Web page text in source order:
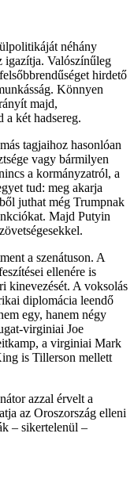
néhány
igazítja. Valószínűleg
hirdető
Könnyen
majd,
a két hadsereg.
tagjaihoz hasonlóan
vagy bármilyen
a kormányzatról, a
tud: meg akarja
juthat még Trumpnak
Majd Putyin
a szenátuson. A
ellenére is
kinevezését. A voksolás
diplomácia leendő
egy, hanem négy
virginiai Joe
a virginiai Mark
is Tillerson mellett
azzal érvelt a
az Oroszország elleni
– sikertelenül –